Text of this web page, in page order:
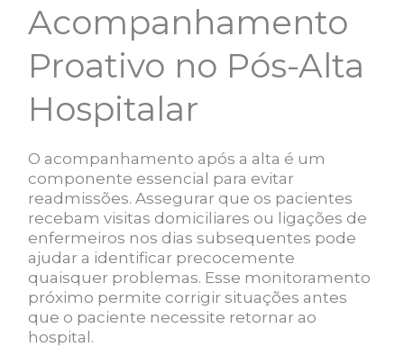
Acompanhamento
Proativo no Pós-Alta
Hospitalar
O acompanhamento após a alta é um
componente essencial para evitar
readmissões. Assegurar que os pacientes
recebam visitas domiciliares ou ligações de
enfermeiros nos dias subsequentes pode
ajudar a identificar precocemente
quaisquer problemas. Esse monitoramento
próximo permite corrigir situações antes
que o paciente necessite retornar ao
hospital.